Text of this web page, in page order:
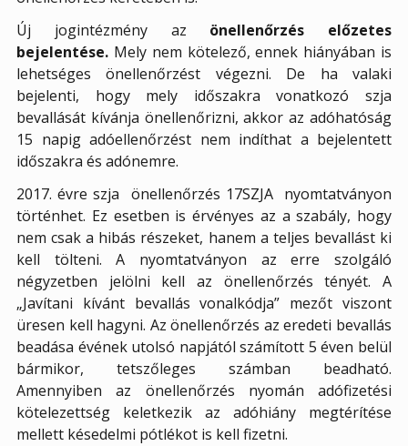
Új jogintézmény az önellenőrzés előzetes
bejelentése. Mely nem kötelező, ennek hiányában is
lehetséges önellenőrzést végezni. De ha valaki
bejelenti, hogy mely időszakra vonatkozó szja
bevallását kívánja önellenőrizni, akkor az adóhatóság
15 napig adóellenőrzést nem indíthat a bejelentett
időszakra és adónemre.
2017. évre szja
önellenőrzés 17SZJA
nyomtatványon
történhet. Ez esetben is érvényes az a szabály, hogy
nem csak a hibás részeket, hanem a teljes bevallást ki
kell tölteni. A nyomtatványon az erre szolgáló
négyzetben jelölni kell az önellenőrzés tényét. A
„Javítani kívánt bevallás vonalkódja” mezőt viszont
üresen kell hagyni. Az önellenőrzés az eredeti bevallás
beadása évének utolsó napjától számított 5 éven belül
bármikor, tetszőleges számban beadható.
Amennyiben az önellenőrzés nyomán adófizetési
kötelezettség keletkezik az adóhiány megtérítése
mellett késedelmi pótlékot is kell fizetni.